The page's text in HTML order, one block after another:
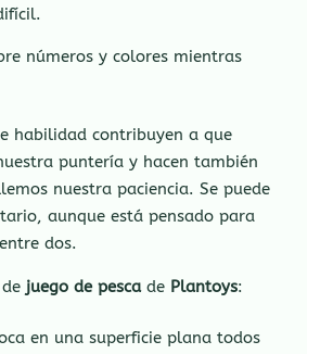
números y colores mientras
habilidad contribuyen a que
puntería y hacen también
nuestra paciencia. Se puede
aunque está pensado para
dos.
juego de pescade Plantoys:
en una superficie plana todos